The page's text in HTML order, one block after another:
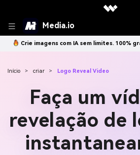
Media.io
Crie imagens com IA sem limites. 100%
Início > criar > Logo Reveal Video
Faça um
revelação de